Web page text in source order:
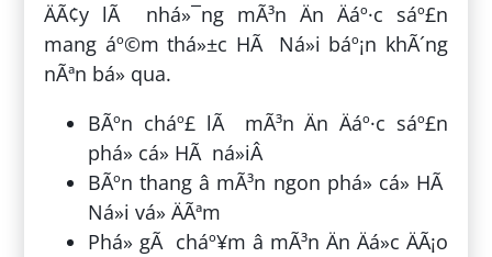
ÄÃ¢y lÃ nhá»¯ng mÃ³n Än Äáº·c sáº£n
mang áº©m thá»±c HÃ Ná»i báº¡n khÃ´ng
nÃªn bá» qua.
BÃºn cháº£ lÃ mÃ³n Än Äáº·c sáº£n
phá» cá» HÃ ná»iÂ
BÃºn thang â mÃ³n ngon phá» cá» HÃ
Ná»i vá» ÄÃªm
Phá» gÃ cháº¥m â mÃ³n Än Äá»c ÄÃ¡o